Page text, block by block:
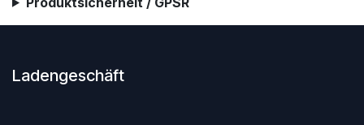
Ladengeschäft